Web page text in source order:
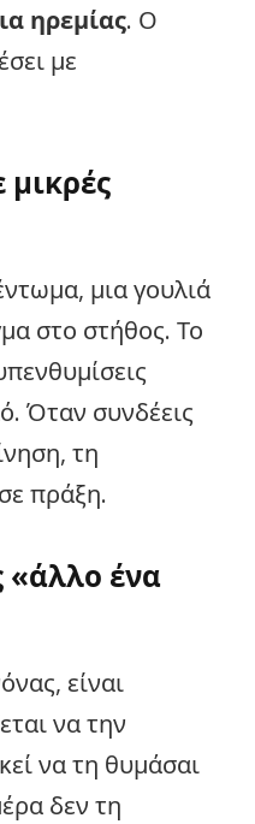
ηρεμίας. Ο
με
μικρές
μια γουλιά
στο στήθος. Το
Όταν συνδέεις
τη
πράξη.
«άλλο ένα
είναι
να την
να τη θυμάσαι
δεν τη